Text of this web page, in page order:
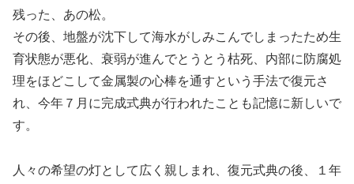
残った、あの松。
その後、地盤が沈下して海水がしみこんでしまったため生
育状態が悪化、衰弱が進んでとうとう枯死、内部に防腐処
理をほどこして金属製の心棒を通すという手法で復元さ
れ、今年７月に完成式典が行われたことも記憶に新しいで
す。
人々の希望の灯として広く親しまれ、復元式典の後、１年